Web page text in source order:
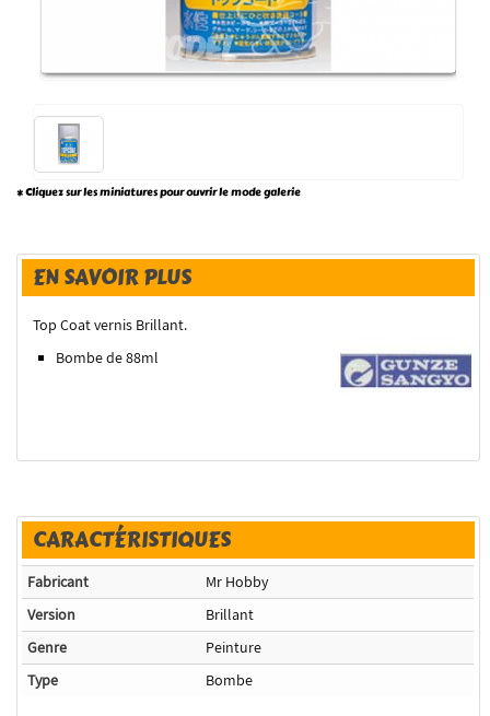
* Cliquez sur les miniatures pour ouvrir le mode galerie
EN SAVOIR PLUS
Top Coat vernis Brillant.
Bombe de 88ml
CARACTÉRISTIQUES
Fabricant
Mr Hobby
Version
Brillant
Genre
Peinture
Type
Bombe